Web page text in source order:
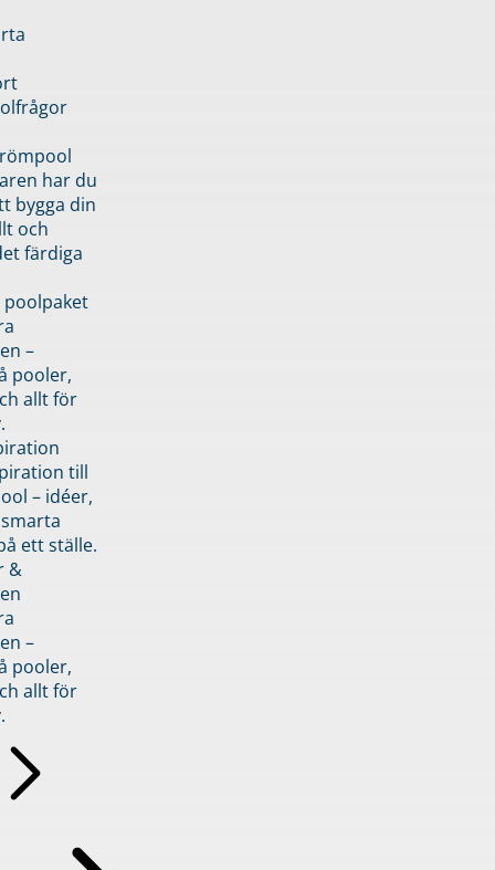
har du
bygga din
och
färdiga
–
pooler,
allt för
till
– idéer,
ett ställe.
&
–
pooler,
allt för